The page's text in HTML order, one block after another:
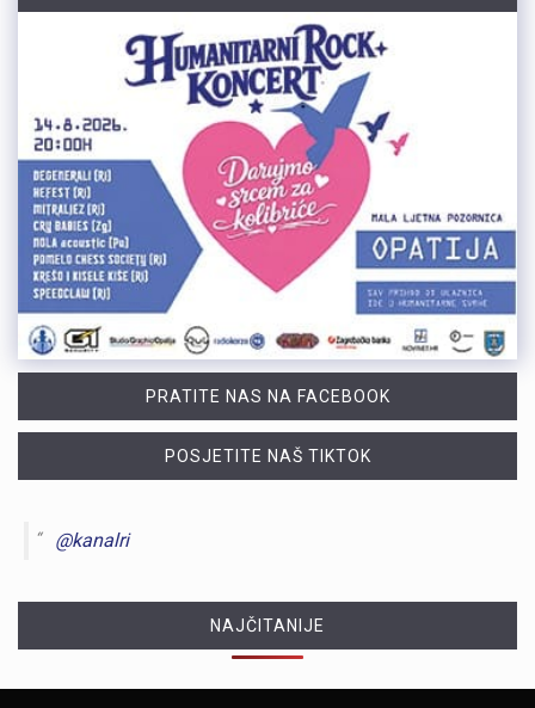
PRATITE NAS NA FACEBOOK
POSJETITE NAŠ TIKTOK
@kanalri
NAJČITANIJE